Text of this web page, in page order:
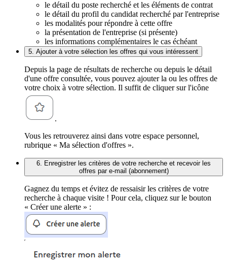
le détail du poste recherché et les éléments de contrat
le détail du profil du candidat recherché par l'entreprise
les modalités pour répondre à cette offre
la présentation de l'entreprise (si présente)
les informations complémentaires le cas échéant
5. Ajouter à votre sélection les offres qui vous intéressent
Depuis la page de résultats de recherche ou depuis le détail
d'une offre consultée, vous pouvez ajouter la ou les offres de
votre choix à votre sélection. Il suffit de cliquer sur l'icône
.
Vous les retrouverez ainsi dans votre espace personnel,
rubrique « Ma sélection d'offres ».
6. Enregistrer les critères de votre recherche et recevoir les
offres par e-mail (abonnement)
Gagnez du temps et évitez de ressaisir les critères de votre
recherche à chaque visite ! Pour cela, cliquez sur le bouton
« Créer une alerte » :